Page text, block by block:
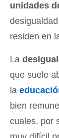
unidades
residen en
La
que suele
la
bien
cuales, por